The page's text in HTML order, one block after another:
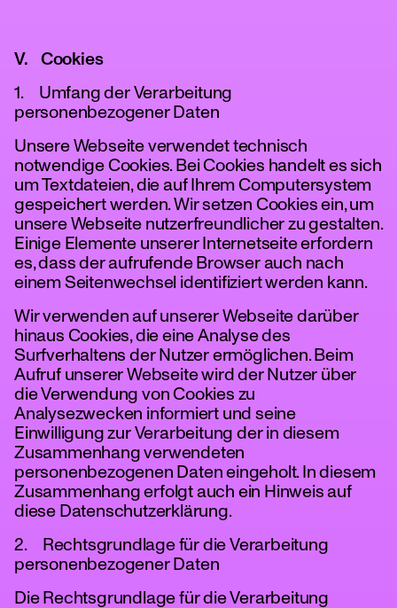
V. Cookies
1. Umfang der Verarbeitung
personenbezogener Daten
Unsere Webseite verwendet technisch
notwendige Cookies. Bei Cookies handelt es sich
um Textdateien, die auf Ihrem Computersystem
gespeichert werden. Wir setzen Cookies ein, um
unsere Webseite nutzerfreundlicher zu gestalten.
Einige Elemente unserer Internetseite erfordern
es, dass der aufrufende Browser auch nach
einem Seitenwechsel identifiziert werden kann.
Wir verwenden auf unserer Webseite darüber
hinaus Cookies, die eine Analyse des
Surfverhaltens der Nutzer ermöglichen. Beim
Aufruf unserer Webseite wird der Nutzer über
die Verwendung von Cookies zu
Analysezwecken informiert und seine
Einwilligung zur Verarbeitung der in diesem
Zusammenhang verwendeten
personenbezogenen Daten eingeholt. In diesem
Zusammenhang erfolgt auch ein Hinweis auf
diese Datenschutzerklärung.
2. Rechtsgrundlage für die Verarbeitung
personenbezogener Daten
Die Rechtsgrundlage für die Verarbeitung